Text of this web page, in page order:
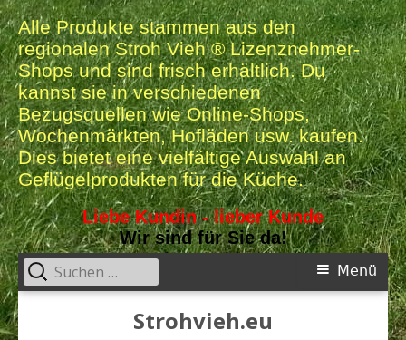
Alle Produkte stammen aus den
regionalen Stroh Vieh ® Lizenznehmer-
Shops und sind frisch erhältlich. Du
kannst sie in verschiedenen
Bezugsquellen wie Online-Shops,
Wochenmärkten, Hofläden usw. kaufen.
Dies bietet eine vielfältige Auswahl an
Geflügelprodukten für die Küche.
Liebe Kundin - lieber Kunde
Wir sind für Sie da!